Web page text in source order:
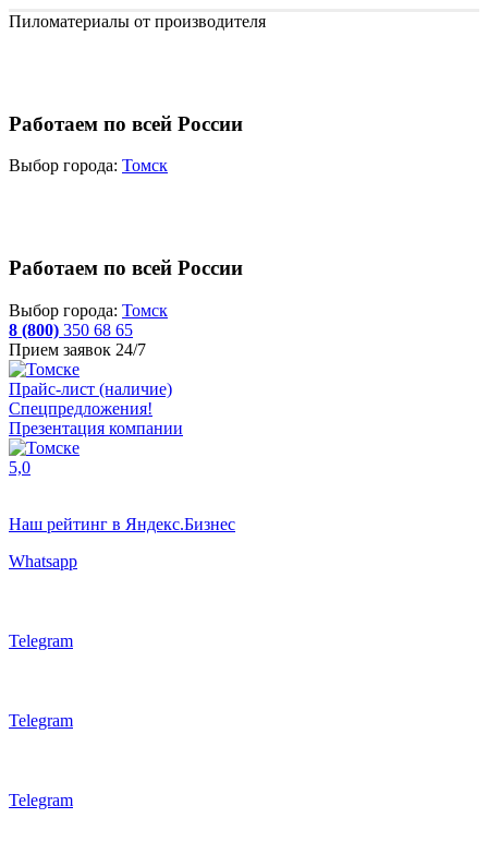
Пиломатериалы от производителя
Работаем по всей России
Выбор города: Томск
Работаем по всей России
Выбор города: Томск
8 (800) 350 68 65
Прием заявок 24/7
Прайс-лист (наличие)
Спецпредложения!
Презентация компании
5,0
Наш рейтинг в Яндекс.Бизнес
Whatsapp
Telegram
Telegram
Telegram